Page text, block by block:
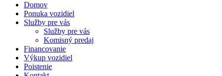
Domov
Ponuka vozidiel
Služby pre vás
Služby pre vás
Komisný predaj
Financovanie
Výkup vozidiel
Poistenie